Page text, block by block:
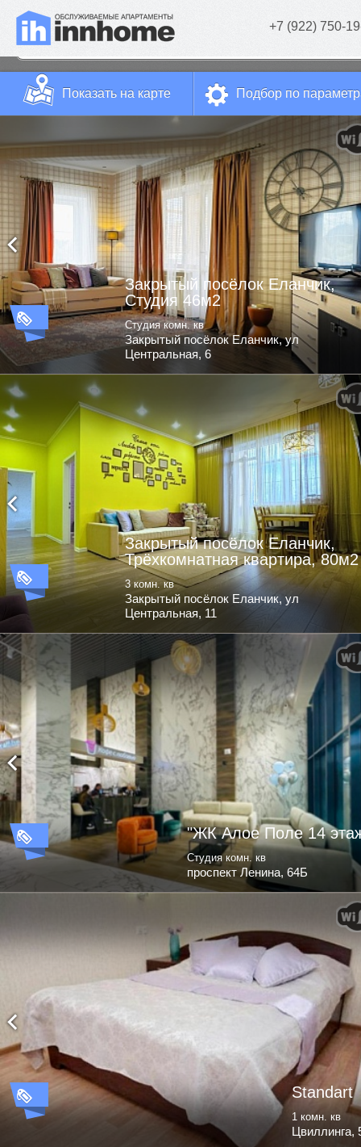
+7 (922) 750-
Показать на карте Подбор по
Закрытый посёлок Еланчик,
Студия 46м2
Студия комн. кв
Закрытый посёлок Еланчик, ул
Центральная, 6
Закрытый посёлок Еланчик,
Трёхкомнатная квартира, 80м2
3 комн. кв
Закрытый посёлок Еланчик, ул
Центральная, 11
"ЖК Алое Поле 14
Студия комн. кв
проспект Ленина, 64Б
Standart
1 комн. кв
Цвиллинга,